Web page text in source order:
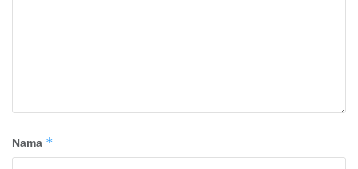
Nama *